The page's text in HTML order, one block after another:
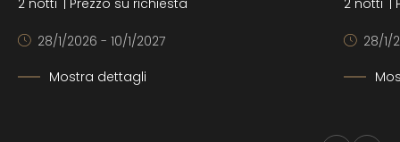
28/1/2026 - 10/1/2027
Mostra dettagli
28/1/